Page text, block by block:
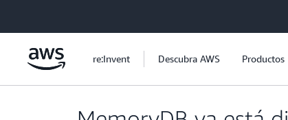
re:Invent Descubra AWS Productos